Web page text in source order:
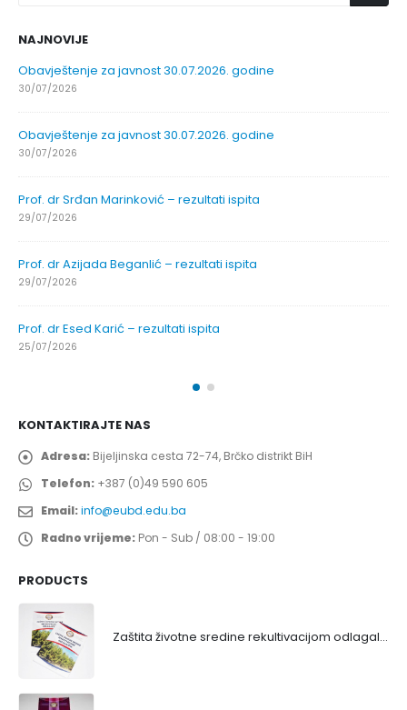
NAJNOVIJE
Obavještenje za javnost 30.07.2026. godine
30/07/2026
Obavještenje za javnost 30.07.2026. godine
30/07/2026
Prof. dr Srđan Marinković – rezultati ispita
29/07/2026
Prof. dr Azijada Beganlić – rezultati ispita
29/07/2026
Prof. dr Esed Karić – rezultati ispita
25/07/2026
KONTAKTIRAJTE NAS
Adresa: Bijeljinska cesta 72-74, Brčko distrikt BiH
Telefon: +387 (0)49 590 605
Email:info@eubd.edu.ba
Radno vrijeme: Pon - Sub / 08:00 - 19:00
PRODUCTS
Zaštita životne sredine rekultivacijom odlagališta